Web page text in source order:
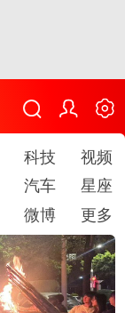
科技
视频
汽车
星座
微博 更多